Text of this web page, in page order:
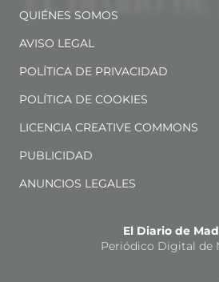
QUIÉNES SOMOS
AVISO LEGAL
POLÍTICA DE PRIVACIDAD
POLÍTICA DE COOKIES
LICENCIA CREATIVE COMMONS
PUBLICIDAD
ANUNCIOS LEGALES
El Diario de
Periódico Digital de